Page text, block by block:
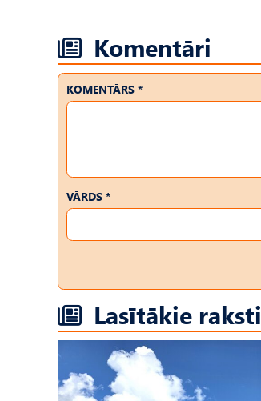
Komentāri
KOMENTĀRS *
VĀRDS *
Lasītākie raksti